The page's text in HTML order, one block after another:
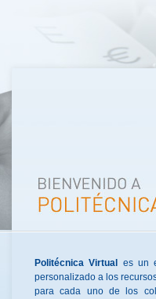
Politécnica Virtual
es un
personalizado a los
para cada uno de los